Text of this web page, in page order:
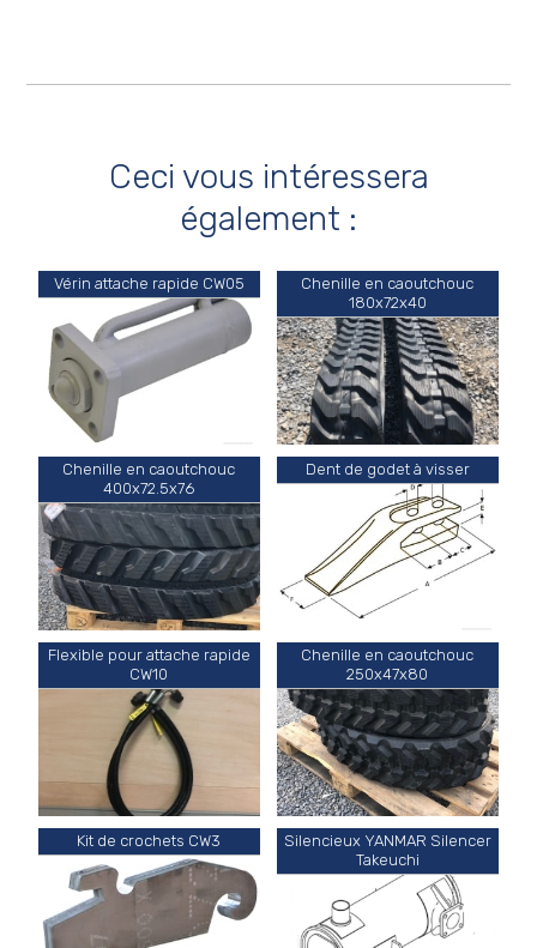
Ceci vous intéressera
également :
Vérin attache rapide CW05
Chenille en caoutchouc
180x72x40
Chenille en caoutchouc
400x72.5x76
Dent de godet à visser
Flexible pour attache rapide
CW10
Chenille en caoutchouc
250x47x80
Kit de crochets CW3
Silencieux YANMAR Silencer
Takeuchi